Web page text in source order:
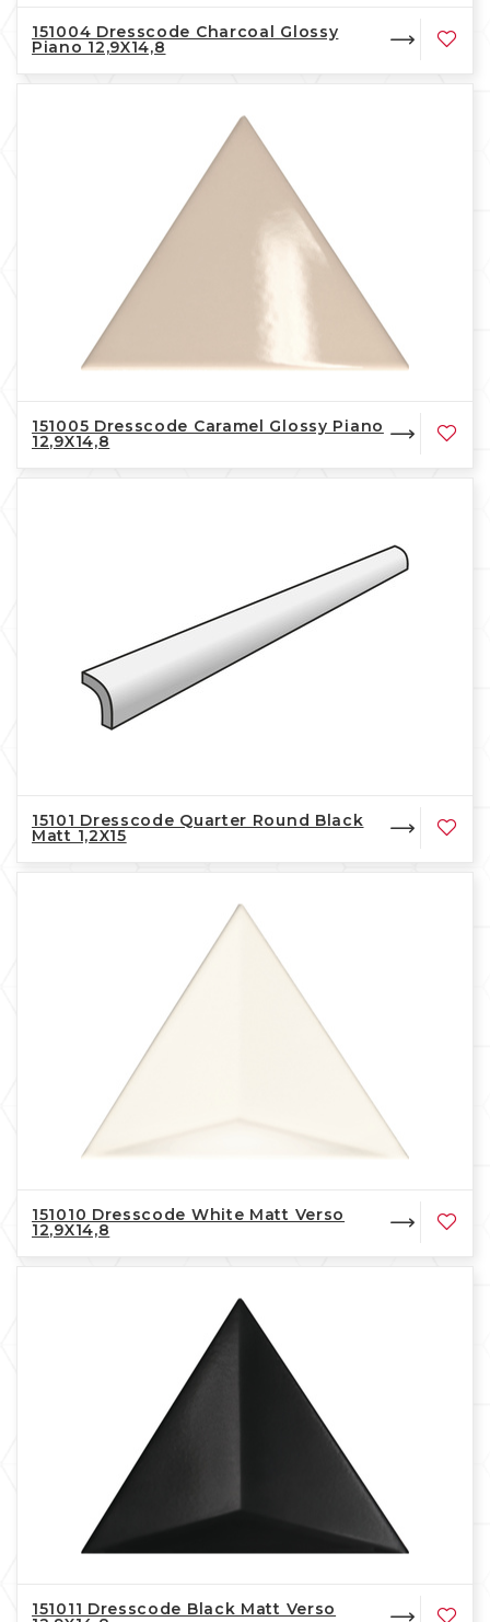
151004 Dresscode Charcoal Glossy
Piano 12,9X14,8
151005 Dresscode Caramel Glossy Piano
12,9X14,8
15101 Dresscode Quarter Round Black
Matt 1,2X15
151010 Dresscode White Matt Verso
12,9X14,8
151011 Dresscode Black Matt Verso